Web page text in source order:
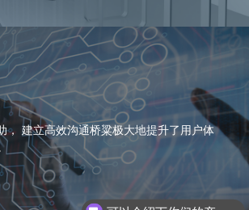
， 建立高效沟通桥粱极大地提升了用户体